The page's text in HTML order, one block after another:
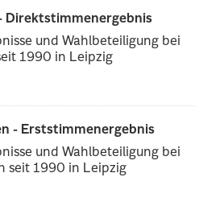
Direktstimmenergebnis
und Wahlbeteiligung bei
1990 in Leipzig
- Erststimmenergebnis
und Wahlbeteiligung bei
seit 1990 in Leipzig